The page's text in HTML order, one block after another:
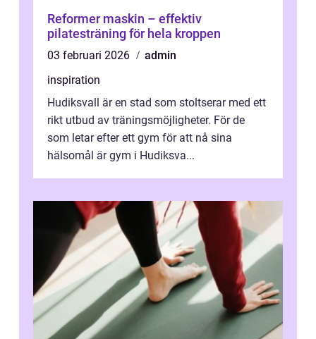
Reformer maskin – effektiv
pilatesträning för hela kroppen
03 februari 2026
admin
inspiration
Hudiksvall är en stad som stoltserar med ett
rikt utbud av träningsmöjligheter. För de
som letar efter ett gym för att nå sina
hälsomål är gym i Hudiksva...